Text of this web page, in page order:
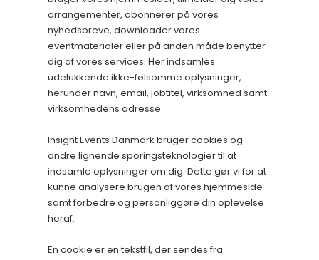
arrangementer, abonnerer på vores
nyhedsbreve, downloader vores
eventmaterialer eller på anden måde benytter
dig af vores services. Her indsamles
udelukkende ikke-følsomme oplysninger,
herunder navn, email, jobtitel, virksomhed samt
virksomhedens adresse.
Insight Events Danmark bruger cookies og
andre lignende sporingsteknologier til at
indsamle oplysninger om dig. Dette gør vi for at
kunne analysere brugen af vores hjemmeside
samt forbedre og personliggøre din oplevelse
heraf.
En cookie er en tekstfil, der sendes fra